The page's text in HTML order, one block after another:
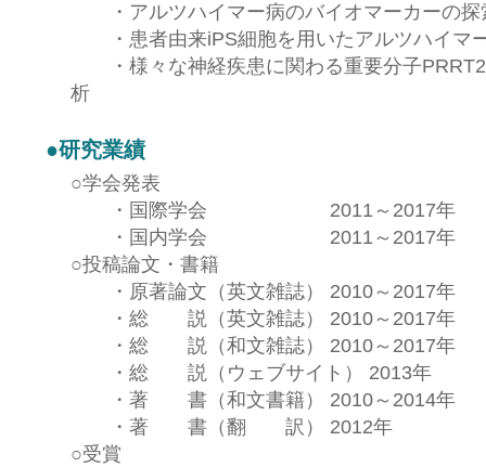
・ アルツハイマー病のバイオマーカーの探
・ 患者由来iPS細胞を用いたアルツハイマ
・ 様々な神経疾患に関わる重要分子
析
●研究業績
○学会発表
・ 国際学会 2011～2017年
・ 国内学会 2011～2017年
○投稿論文・書籍
・ 原著論文（英文雑誌） 2010～2017年
・ 総 説（英文雑誌） 2010～2017年
・ 総 説（和文雑誌） 2010～2017年
・ 総 説（ウェブサイト） 2013年
・ 著 書（和文書籍） 2010～2014年
・ 著 書（翻 訳） 2012年
○受賞